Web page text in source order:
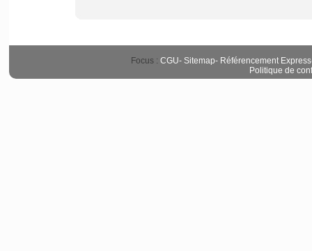
Focus : CGU- Sitemap- Référencement Express
Politique de